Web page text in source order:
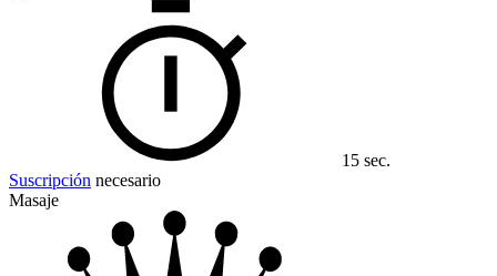
15 sec.
Suscripción necesario
Masaje